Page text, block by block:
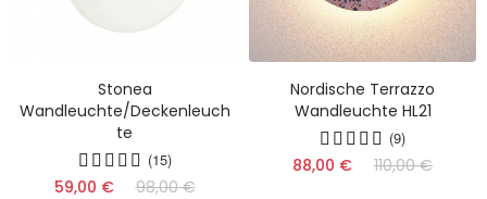
Stonea
Wandleuchte/Deckenleuch
Te
(15)
59,00 € 98,00 €
Nordische Terrazzo
Wandleuchte HL21
(9)
88,00 € 110,00 €